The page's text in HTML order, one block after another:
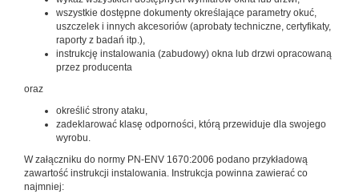
wszystkie dostępne dokumenty określające parametry okuć,
uszczelek i innych akcesoriów (aprobaty techniczne, certyfikaty,
raporty z badań itp.),
instrukcję instalowania (zabudowy) okna lub drzwi opracowaną
przez producenta
oraz
określić strony ataku,
zadeklarować klasę odporności, którą przewiduje dla swojego
wyrobu.
W załączniku do normy PN-ENV 1670:2006 podano przykładową
zawartość instrukcji instalowania. Instrukcja powinna zawierać co
najmniej: